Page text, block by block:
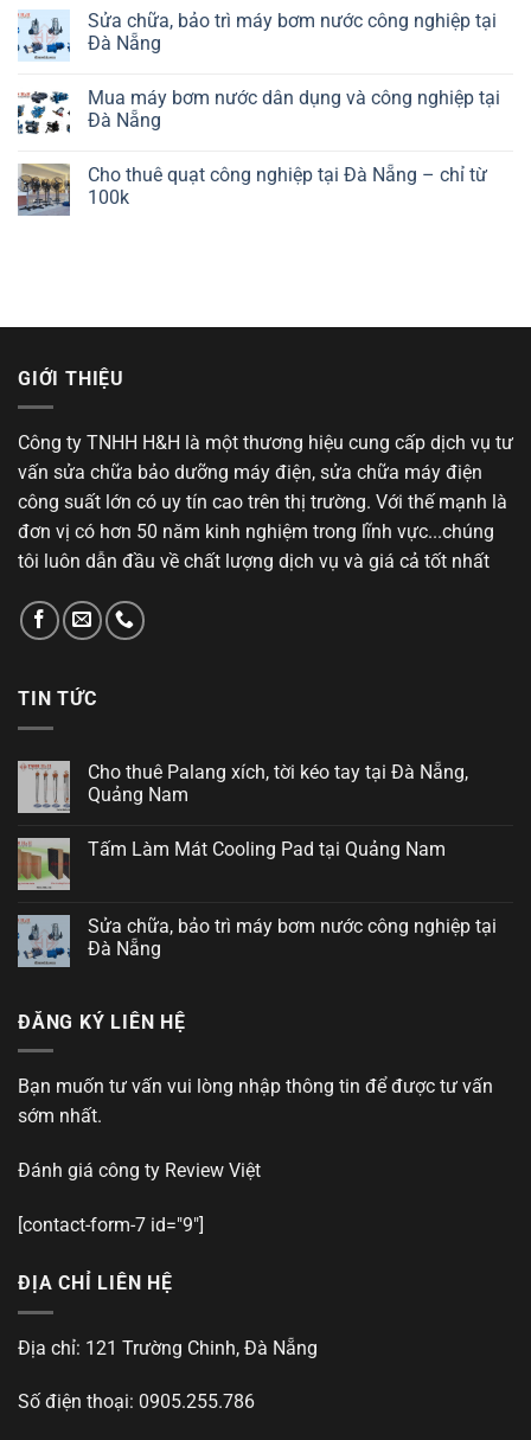
Sửa chữa, bảo trì máy bơm nước công nghiệp tại
Đà Nẵng
Mua máy bơm nước dân dụng và công nghiệp tại
Đà Nẵng
Cho thuê quạt công nghiệp tại Đà Nẵng – chỉ từ
100k
GIỚI THIỆU
Công ty TNHH H&H là một thương hiệu cung cấp dịch vụ tư
vấn sửa chữa bảo dưỡng máy điện, sửa chữa máy điện
công suất lớn có uy tín cao trên thị trường. Với thế mạnh là
đơn vị có hơn 50 năm kinh nghiệm trong lĩnh vực...chúng
tôi luôn dẫn đầu về chất lượng dịch vụ và giá cả tốt nhất
TIN TỨC
Cho thuê Palang xích, tời kéo tay tại Đà Nẵng,
Quảng Nam
Tấm Làm Mát Cooling Pad tại Quảng Nam
Sửa chữa, bảo trì máy bơm nước công nghiệp tại
Đà Nẵng
ĐĂNG KÝ LIÊN HỆ
Bạn muốn tư vấn vui lòng nhập thông tin để được tư vấn
sớm nhất.
Đánh giá công ty Review Việt
[contact-form-7 id="9"]
ĐỊA CHỈ LIÊN HỆ
Địa chỉ: 121 Trường Chinh, Đà Nẵng
Số điện thoại: 0905.255.786